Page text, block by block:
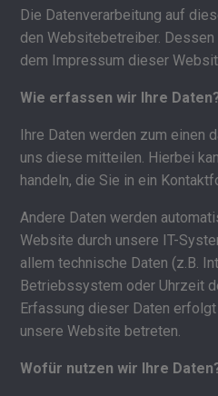
Die Datenverarbeitung auf
den Websitebetreiber.
dem Impressum dieser
Wie erfassen wir Ihre
Ihre Daten werden zum einen
uns diese mitteilen. Hierbei
handeln, die Sie in ein
Andere Daten werden
Website durch unsere IT-
allem technische Daten (z.B.
Betriebssystem oder Uhrzeit
Erfassung dieser Daten
unsere Website betreten.
Wofür nutzen wir Ihre